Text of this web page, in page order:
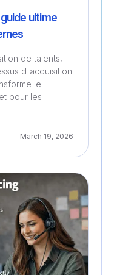
ultime
de talents,
d'acquisition
le
pour les
March 19, 2026